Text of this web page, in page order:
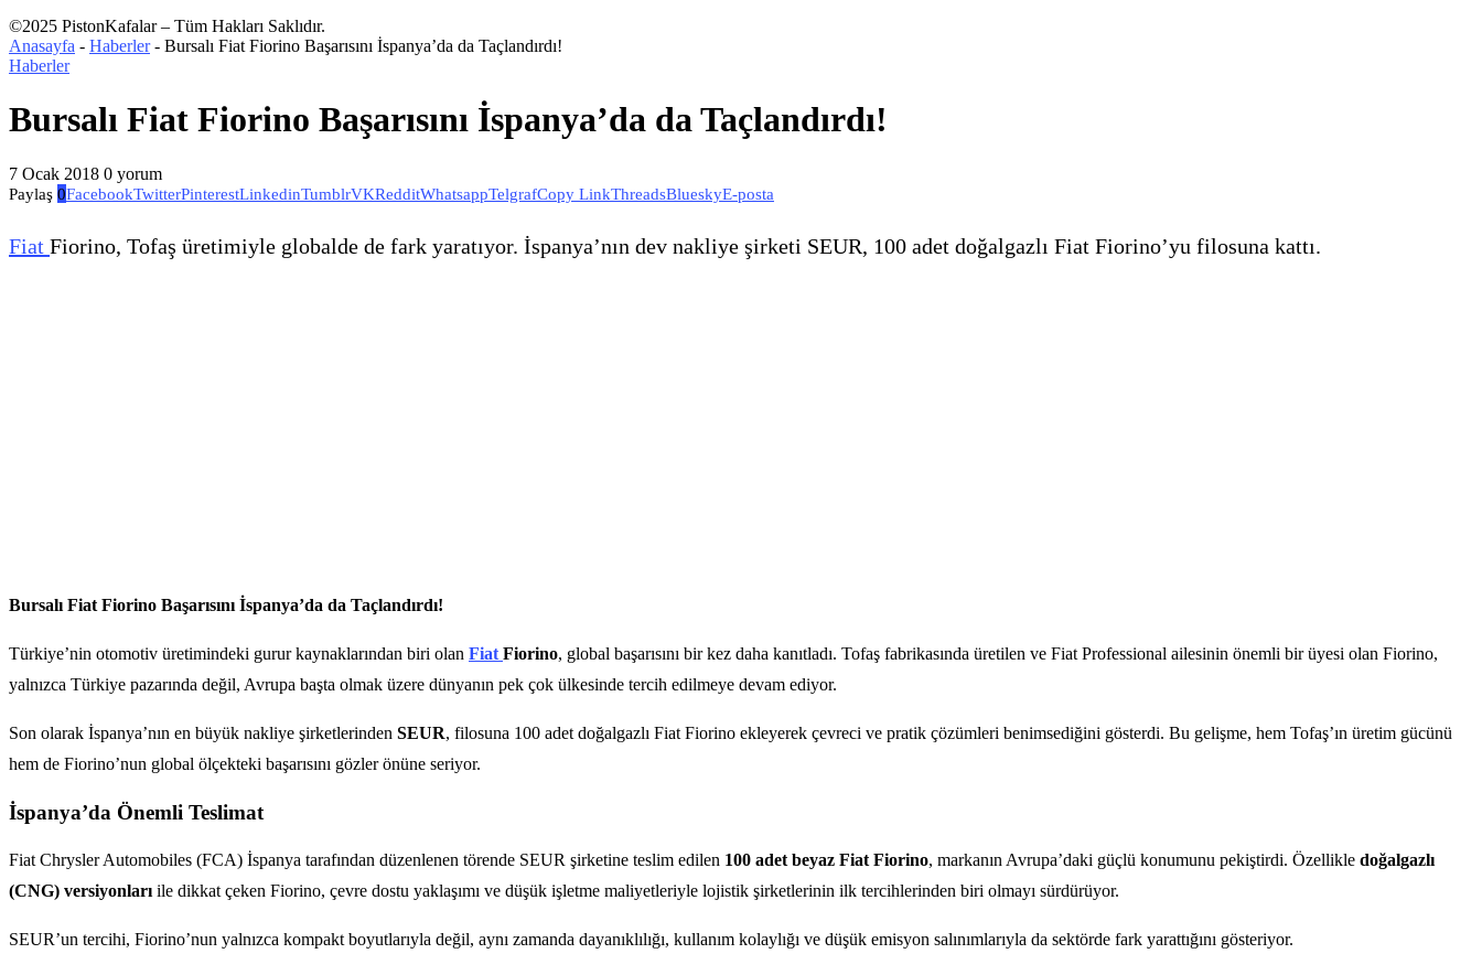
©2025 PistonKafalar – Tüm Hakları Saklıdır.
Anasayfa - Haberler- Bursalı Fiat Fiorino Başarısını İspanya’da da Taçlandırdı!
Haberler
Bursalı Fiat Fiorino Başarısını İspanya’da da Taçlandırdı!
7 Ocak 2018 0 yorum
Paylaş 0FacebookTwitterPinterestLinkedinTumblrVKRedditWhatsappTelgrafCopy LinkThreadsBlueskyE-posta
Fiat Fiorino, Tofaş üretimiyle globalde de fark yaratıyor. İspanya’nın dev nakliye şirketi SEUR, 100 adet doğalgazlı Fiat Fiorino’yu filosuna kattı.
Bursalı Fiat Fiorino Başarısını İspanya’da da Taçlandırdı!
Türkiye’nin otomotiv üretimindeki gurur kaynaklarından biri olan Fiat Fiorino, global başarısını bir kez daha kanıtladı. Tofaş fabrikasında üretilen ve Fiat Professional ailesinin önemli bir üyesi olan Fiorino,
yalnızca Türkiye pazarında değil, Avrupa başta olmak üzere dünyanın pek çok ülkesinde tercih edilmeye devam ediyor.
Son olarak İspanya’nın en büyük nakliye şirketlerinden SEUR, filosuna 100 adet doğalgazlı Fiat Fiorino ekleyerek çevreci ve pratik çözümleri benimsediğini gösterdi. Bu gelişme, hem Tofaş’ın üretim gücünü
hem de Fiorino’nun global ölçekteki başarısını gözler önüne seriyor.
İspanya’da Önemli Teslimat
Fiat Chrysler Automobiles (FCA) İspanya tarafından düzenlenen törende SEUR şirketine teslim edilen 100 adet beyaz Fiat Fiorino, markanın Avrupa’daki güçlü konumunu pekiştirdi. Özellikle doğalgazlı
(CNG) versiyonları ile dikkat çeken Fiorino, çevre dostu yaklaşımı ve düşük işletme maliyetleriyle lojistik şirketlerinin ilk tercihlerinden biri olmayı sürdürüyor.
SEUR’un tercihi, Fiorino’nun yalnızca kompakt boyutlarıyla değil, aynı zamanda dayanıklılığı, kullanım kolaylığı ve düşük emisyon salınımlarıyla da sektörde fark yarattığını gösteriyor.